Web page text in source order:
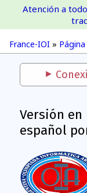
France-IOI »
Atención a
Versión en
español